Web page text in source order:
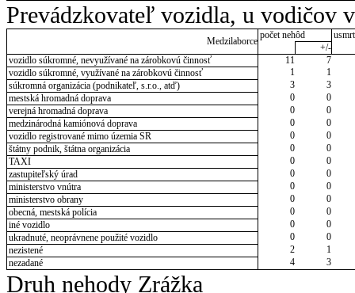
Prevádzkovateľ vozidla, u vodičov
Medzilaborce
počet nehôd
+/-
vozidlo súkromné, nevyužívané na zárobkovú činnosť
11
7
vozidlo súkromné, využívané na zárobkovú činnosť
1
1
súkromná organizácia (podnikateľ, s.r.o., atď)
3
3
mestská hromadná doprava
0
0
verejná hromadná doprava
0
0
medzinárodná kamiónová doprava
0
0
vozidlo registrované mimo územia SR
0
0
štátny podnik, štátna organizácia
0
0
TAXI
0
0
zastupiteľský úrad
0
0
ministerstvo vnútra
0
0
ministerstvo obrany
0
0
obecná, mestská polícia
0
0
iné vozidlo
0
0
ukradnuté, neoprávnene použité vozidlo
0
0
nezistené
2
1
nezadané
4 3
Druh nehody Zrážka